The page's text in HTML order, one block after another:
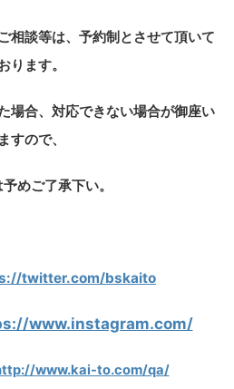
相談等は、予約制とさせて頂いて
ります。
場合、対応できない場合が御座い
ますので、
めご了承下い。
twitter.com/bskaito
www.instagram.com/
www.kai-to.com/qa/